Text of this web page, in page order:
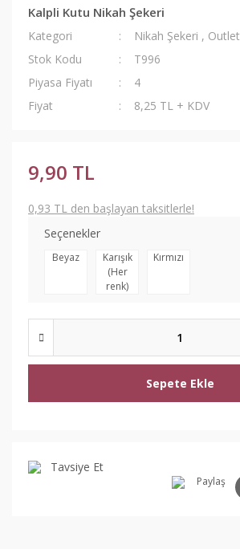
Kalpli Kutu Nikah Şekeri
Kategori Nikah Şekeri , Outlet
Stok Kodu
T996
Piyasa Fiyatı
4
Fiyat
8,25 TL + KDV
9,90 TL
0,93 TL den başlayan taksitlerle!
Seçenekler
Beyaz
Karışık
(Her
renk)
Kırmızı
Sepete Ekle
Tavsiye Et
Paylaş